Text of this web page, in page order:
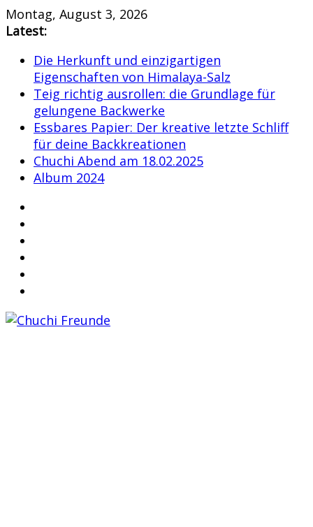
Skip
to
Montag, August 3, 2026
Latest:
Die Herkunft und einzigartigen
Eigenschaften von Himalaya-Salz
Teig richtig ausrollen: die Grundlage für
gelungene Backwerke
Essbares Papier: Der kreative letzte Schliff
für deine Backkreationen
Chuchi Abend am 18.02.2025
Album 2024